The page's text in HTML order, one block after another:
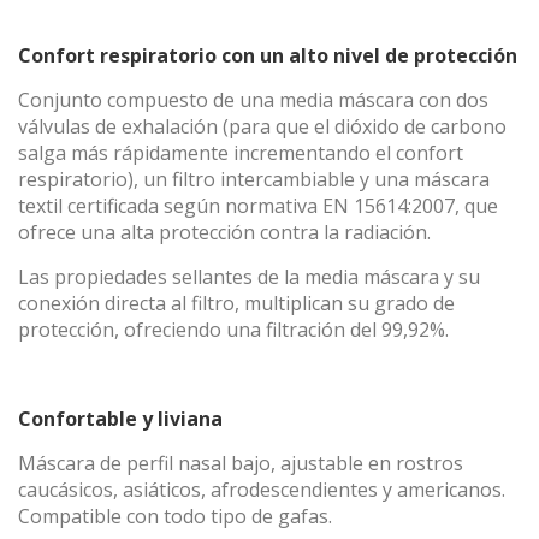
Confort respiratorio con un alto nivel de protección
Conjunto compuesto de una media máscara con dos
válvulas de exhalación (para que el dióxido de carbono
salga más rápidamente incrementando el confort
respiratorio), un filtro intercambiable y una máscara
textil certificada según normativa EN 15614:2007, que
ofrece una alta protección contra la radiación.
Las propiedades sellantes de la media máscara y su
conexión directa al filtro, multiplican su grado de
protección, ofreciendo una filtración del 99,92%.
Confortable y liviana
Máscara de perfil nasal bajo, ajustable en rostros
caucásicos, asiáticos, afrodescendientes y americanos.
Compatible con todo tipo de gafas.